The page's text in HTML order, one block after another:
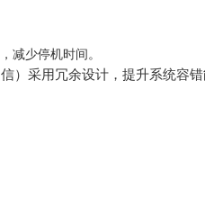
减少停机时间。
）采用冗余设计，提升系统容错